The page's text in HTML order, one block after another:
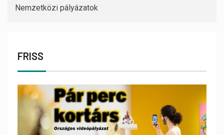
Nemzetközi pályázatok
FRISS